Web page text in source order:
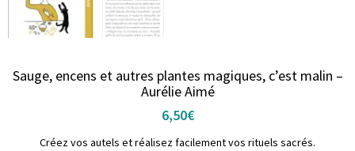
Sauge, encens et autres plantes magiques, c’est malin –
Aurélie Aimé
6,50€
Créez vos autels et réalisez facilement vos rituels sacrés.